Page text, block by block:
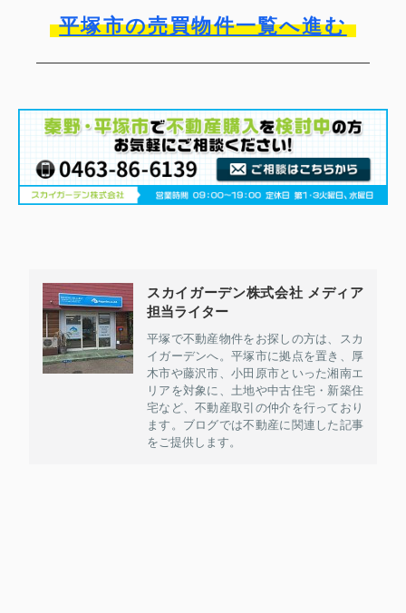
平塚市の売買物件一覧へ進む
スカイガーデン株式会社 メディア
担当ライター
平塚で不動産物件をお探しの方は、スカ
イガーデンへ。平塚市に拠点を置き、厚
木市や藤沢市、小田原市といった湘南エ
リアを対象に、土地や中古住宅・新築住
宅など、不動産取引の仲介を行っており
ます。ブログでは不動産に関連した記事
をご提供します。